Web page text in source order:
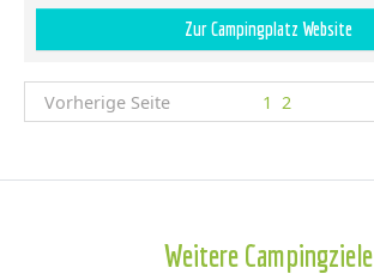
Zur Campingplatz Website
Vorherige Seite 1 2
Weitere Campingziele